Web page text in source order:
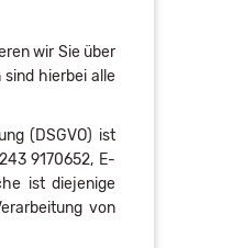
wir Sie über
hierbei alle
(DSGVO) ist
9170652, E-
ist diejenige
von